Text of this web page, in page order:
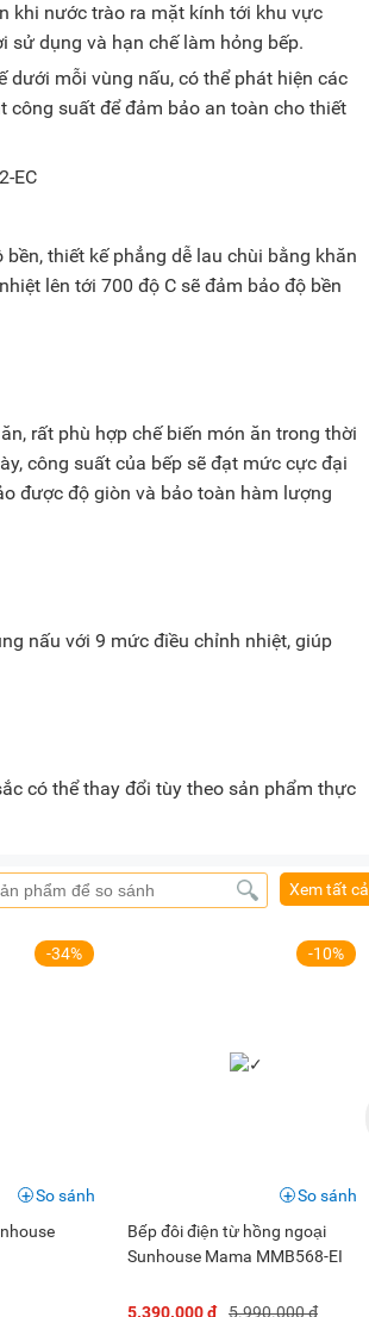
khi nước trào ra mặt kính tới khu vực
sử dụng và hạn chế làm hỏng bếp.
dưới mỗi vùng nấu, có thể phát hiện các
công suất để đảm bảo an toàn cho thiết
thiết kế phẳng dễ lau chùi bằng khăn
lên tới 700 độ C sẽ đảm bảo độ bền
rất phù hợp chế biến món ăn trong thời
công suất của bếp sẽ đạt mức cực đại
được độ giòn và bảo toàn hàm lượng
nấu với 9 mức điều chỉnh nhiệt, giúp
có thể thay đổi tùy theo sản phẩm thực
Xem tất cả
-34%
So sánh
-10%
Bếp đôi điện từ hồng ngoại
Sunhouse Mama MMB568-EI
5.390.000 đ 5.990.000 đ
So sánh